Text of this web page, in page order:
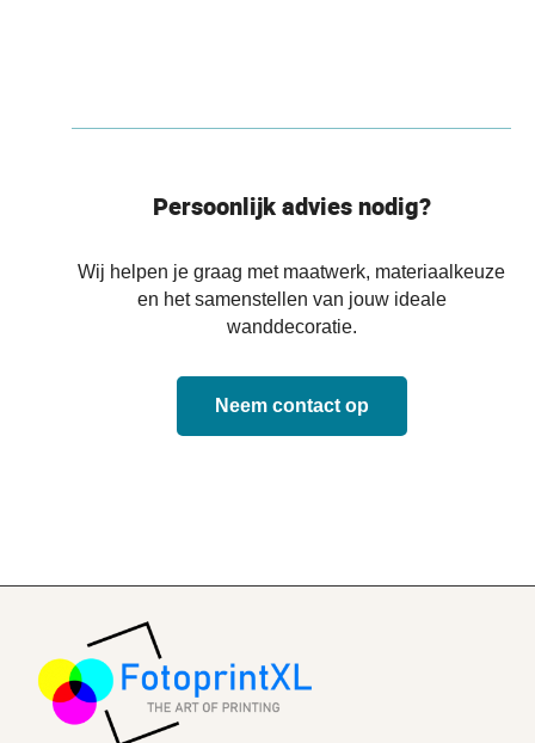
Persoonlijk advies nodig?
Wij helpen je graag met maatwerk, materiaalkeuze
en het samenstellen van jouw ideale
wanddecoratie.
Neem contact op